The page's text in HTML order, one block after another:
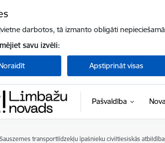
darbotos, tā izmanto obligāti
savu izvēli:
Apstiprināt visas
Pašvaldība
Sauszemes transportlīdzekļu īpašnieku civiltiesiskās